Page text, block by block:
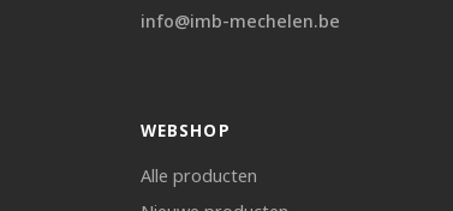
info@imb-mechelen.be
WEBSHOP
Alle producten